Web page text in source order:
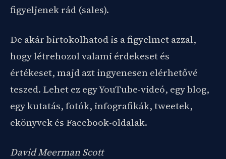
figyeljenek rád (sales).
De akár birtokolhatod is a figyelmet azzal,
hogy létrehozol valami érdekeset és
értékeset, majd azt ingyenesen elérhetővé
teszed. Lehet ez egy YouTube-videó, egy blog,
egy kutatás, fotók, infografikák, tweetek,
ekönyvek és Facebook-oldalak.
David Meerman Scott